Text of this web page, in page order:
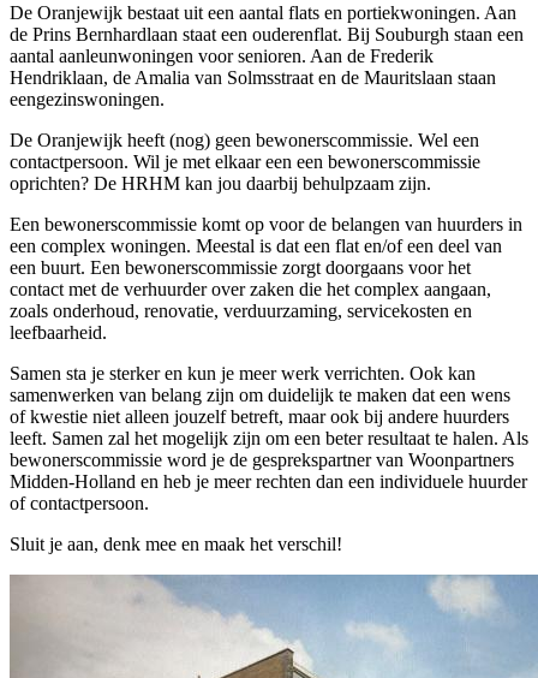
De Oranjewijk bestaat uit een aantal flats en portiekwoningen. Aan
de Prins Bernhardlaan staat een ouderenflat. Bij Souburgh staan een
aantal aanleunwoningen voor senioren. Aan de Frederik
Hendriklaan, de Amalia van Solmsstraat en de Mauritslaan staan
eengezinswoningen.
De Oranjewijk heeft (nog) geen bewonerscommissie. Wel een
contactpersoon. Wil je met elkaar een een bewonerscommissie
oprichten? De HRHM kan jou daarbij behulpzaam zijn.
Een bewonerscommissie komt op voor de belangen van huurders in
een complex woningen. Meestal is dat een flat en/of een deel van
een buurt. Een bewonerscommissie zorgt doorgaans voor het
contact met de verhuurder over zaken die het complex aangaan,
zoals onderhoud, renovatie, verduurzaming, servicekosten en
leefbaarheid.
Samen sta je sterker en kun je meer werk verrichten. Ook kan
samenwerken van belang zijn om duidelijk te maken dat een wens
of kwestie niet alleen jouzelf betreft, maar ook bij andere huurders
leeft. Samen zal het mogelijk zijn om een beter resultaat te halen. Als
bewonerscommissie word je de gesprekspartner van Woonpartners
Midden-Holland en heb je meer rechten dan een individuele huurder
of contactpersoon.
Sluit je aan, denk mee en maak het verschil!